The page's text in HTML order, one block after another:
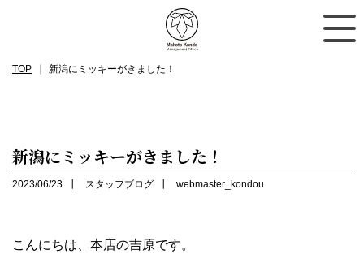
TOP 新潟にミッキーがきました！
新潟にミッキーがきました！
2023/06/23 スタッフブログ webmaster_kondou
こんにちは、本店の吉原です。